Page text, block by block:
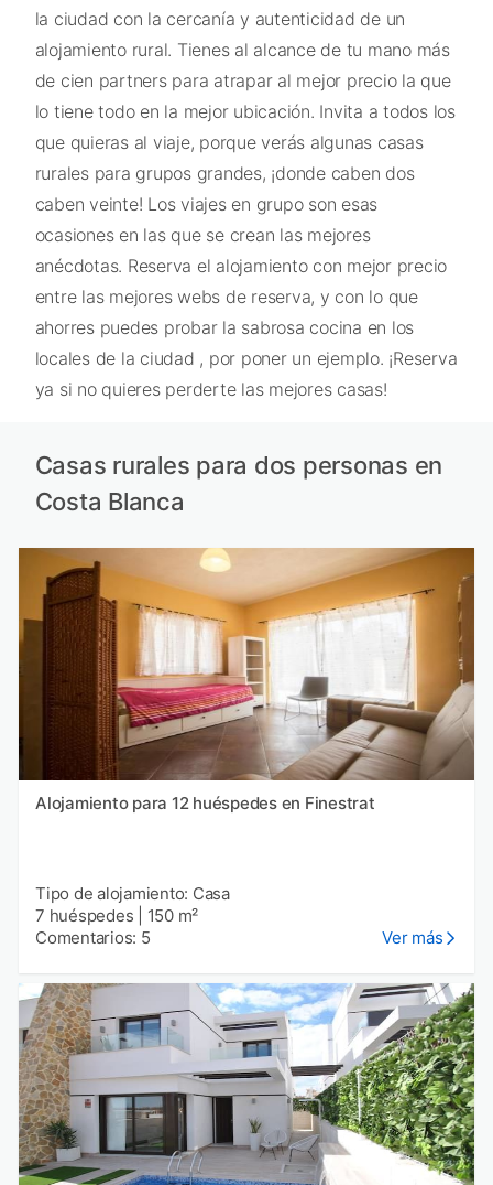
la ciudad con la cercanía y autenticidad de un
alojamiento rural. Tienes al alcance de tu mano más
de cien partners para atrapar al mejor precio la que
lo tiene todo en la mejor ubicación. Invita a todos los
que quieras al viaje, porque verás algunas casas
rurales para grupos grandes, ¡donde caben dos
caben veinte! Los viajes en grupo son esas
ocasiones en las que se crean las mejores
anécdotas. Reserva el alojamiento con mejor precio
entre las mejores webs de reserva, y con lo que
ahorres puedes probar la sabrosa cocina en los
locales de la ciudad , por poner un ejemplo. ¡Reserva
ya si no quieres perderte las mejores casas!
Casas rurales para dos personas en
Costa Blanca
Alojamiento para 12 huéspedes en Finestrat
Tipo de alojamiento: Casa
7 huéspedes
150 m²
Comentarios: 5
Ver más